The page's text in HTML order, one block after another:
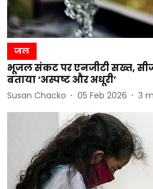
जल
भूजल संकट पर एनजीटी सख्त,
बताया ‘अस्पष्ट और अधूरी’
Susan Chacko 05 Feb 2026 3